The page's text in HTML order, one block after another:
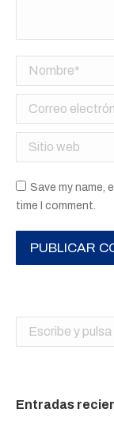
Nombre *
Correo
Sitio web
Save my name,
time I comment.
PUBLICAR
Buscar:
Entradas